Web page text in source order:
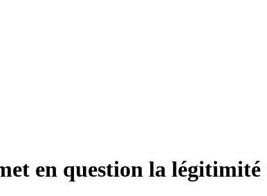
en question la